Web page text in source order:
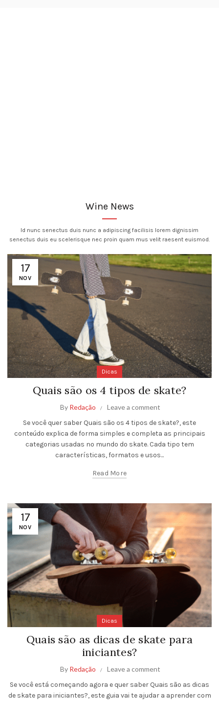
Wine News
Id nunc senectus duis nunc a adipiscing facilisis lorem dignissim
senectus duis eu scelerisque nec proin quam mus velit raesent euismod.
17
NOV
Dicas
Quais são os 4 tipos de skate?
By Redação
Leave a comment
Se você quer saber Quais são os 4 tipos de skate?, este
conteúdo explica de forma simples e completa as principais
categorias usadas no mundo do skate. Cada tipo tem
características, formatos e usos...
Read More
17
NOV
Dicas
Quais são as dicas de skate para
iniciantes?
By Redação
Leave a comment
Se você está começando agora e quer saber Quais são as dicas
de skate para iniciantes?, este guia vai te ajudar a aprender com